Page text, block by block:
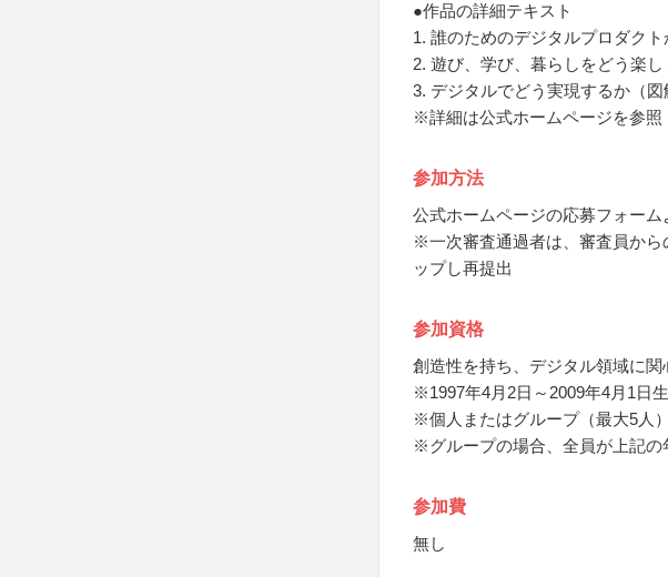
●作品の詳細テキスト
1. 誰のためのデジタルプロダクト
2. 遊び、学び、暮らしをどう楽し
3. デジタルでどう実現するか（図
※詳細は公式ホームページを参照
参加方法
公式ホームページの応募フォーム
※一次審査通過者は、審査員から
ップし再提出
参加資格
創造性を持ち、デジタル領域に関
※1997年4月2日～2009年4月1日
※個人またはグループ（最大5人）
※グループの場合、全員が上記の
参加費
無し